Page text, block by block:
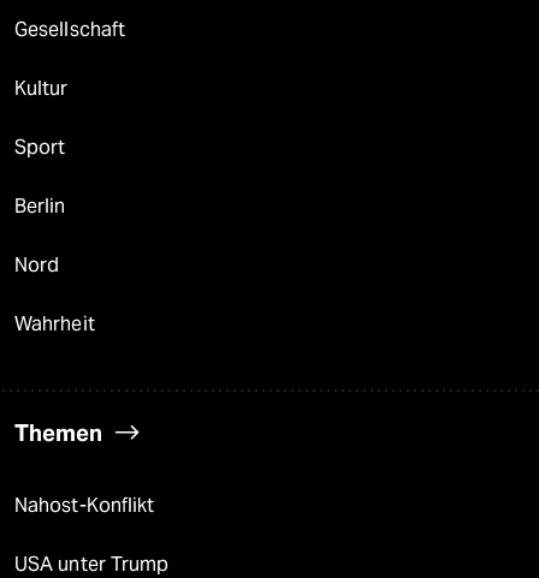
Gesellschaft
Kultur
Sport
Berlin
Nord
Wahrheit
Themen
Nahost-Konflikt
USA unter Trump